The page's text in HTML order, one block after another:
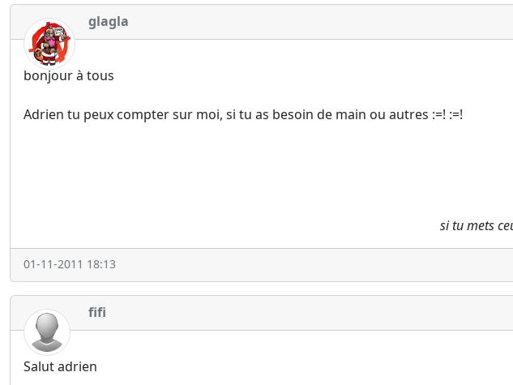
glagla
bonjour à tous
Adrien tu peux compter sur moi, si tu as besoin de main ou autres :=! :=!
si tu mets
01-11-2011 18:13
fifi
Salut adrien